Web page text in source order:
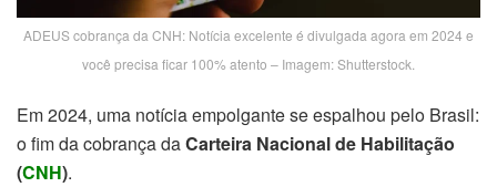
ADEUS cobrança da CNH: Notícia excelente é divulgada agora em 2024 e
você precisa ficar 100% atento – Imagem: Shutterstock.
Em 2024, uma notícia empolgante se espalhou pelo Brasil:
o fim da cobrança daCarteira Nacional de Habilitação
(CNH).